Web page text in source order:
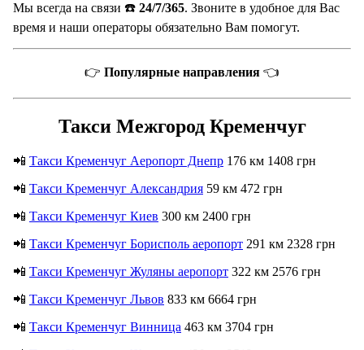
Мы всегда на связи ☎️ 24/7/365. Звоните в удобное для Вас
время и наши операторы обязательно Вам помогут.
👉 Популярные направления 👈
Такси Межгород Кременчуг
📲 Такси Кременчуг Аеропорт Днепр 176 км 1408 грн
📲 Такси Кременчуг Александрия 59 км 472 грн
📲 Такси Кременчуг Киев 300 км 2400 грн
📲 Такси Кременчуг Борисполь аеропорт 291 км 2328 грн
📲 Такси Кременчуг Жуляны аеропорт 322 км 2576 грн
📲 Такси Кременчуг Львов 833 км 6664 грн
📲 Такси Кременчуг Винница 463 км 3704 грн